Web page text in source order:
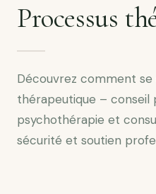
Processus
Découvrez comment
thérapeutique – conseil
psychothérapie et
sécurité et soutien